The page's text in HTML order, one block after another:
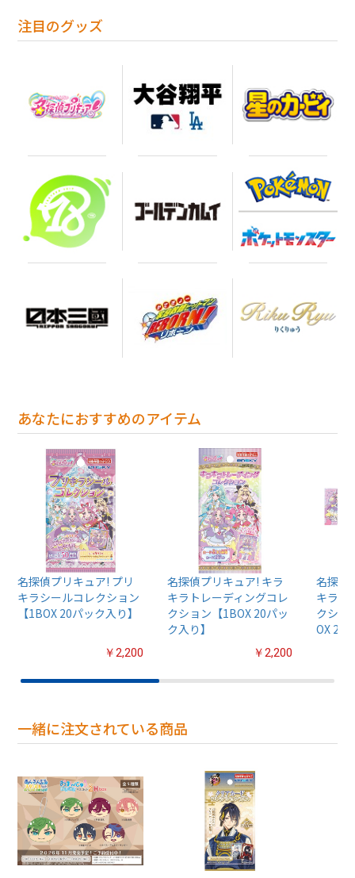
注目のグッズ
あなたにおすすめのアイテム
名探偵プリキュア! プリ
キラシールコレクション
【1BOX 20パック入り】
￥2,200
名探偵プリキュア! キラ
キラトレーディングコレ
クション【1BOX 20パッ
ク入り】
￥2,200
名探偵
キラト
クショ
OX 20
一緒に注文されている商品